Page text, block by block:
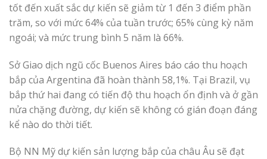
tốt đến xuất sắc dự kiến ​​sẽ giảm từ 1 đến 3 điểm phần
trăm, so với mức 64% của tuần trước; 65% cùng kỳ năm
ngoái; và mức trung bình 5 năm là 66%.
Sở Giao dịch ngũ cốc Buenos Aires báo cáo thu hoạch
bắp của Argentina đã hoàn thành 58,1%. Tại Brazil, vụ
bắp thứ hai đang có tiến độ thu hoạch ổn định và ở gần
nửa chặng đường, dự kiến ​​sẽ không có gián đoạn đáng
kể nào do thời tiết.
Bộ NN Mỹ dự kiến ​​sản lượng bắp của châu Âu sẽ đạt